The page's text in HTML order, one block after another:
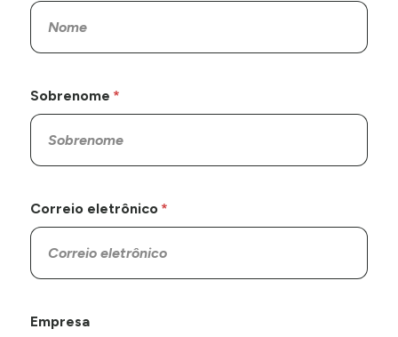
Sobrenome
Correio eletrônico
Empresa